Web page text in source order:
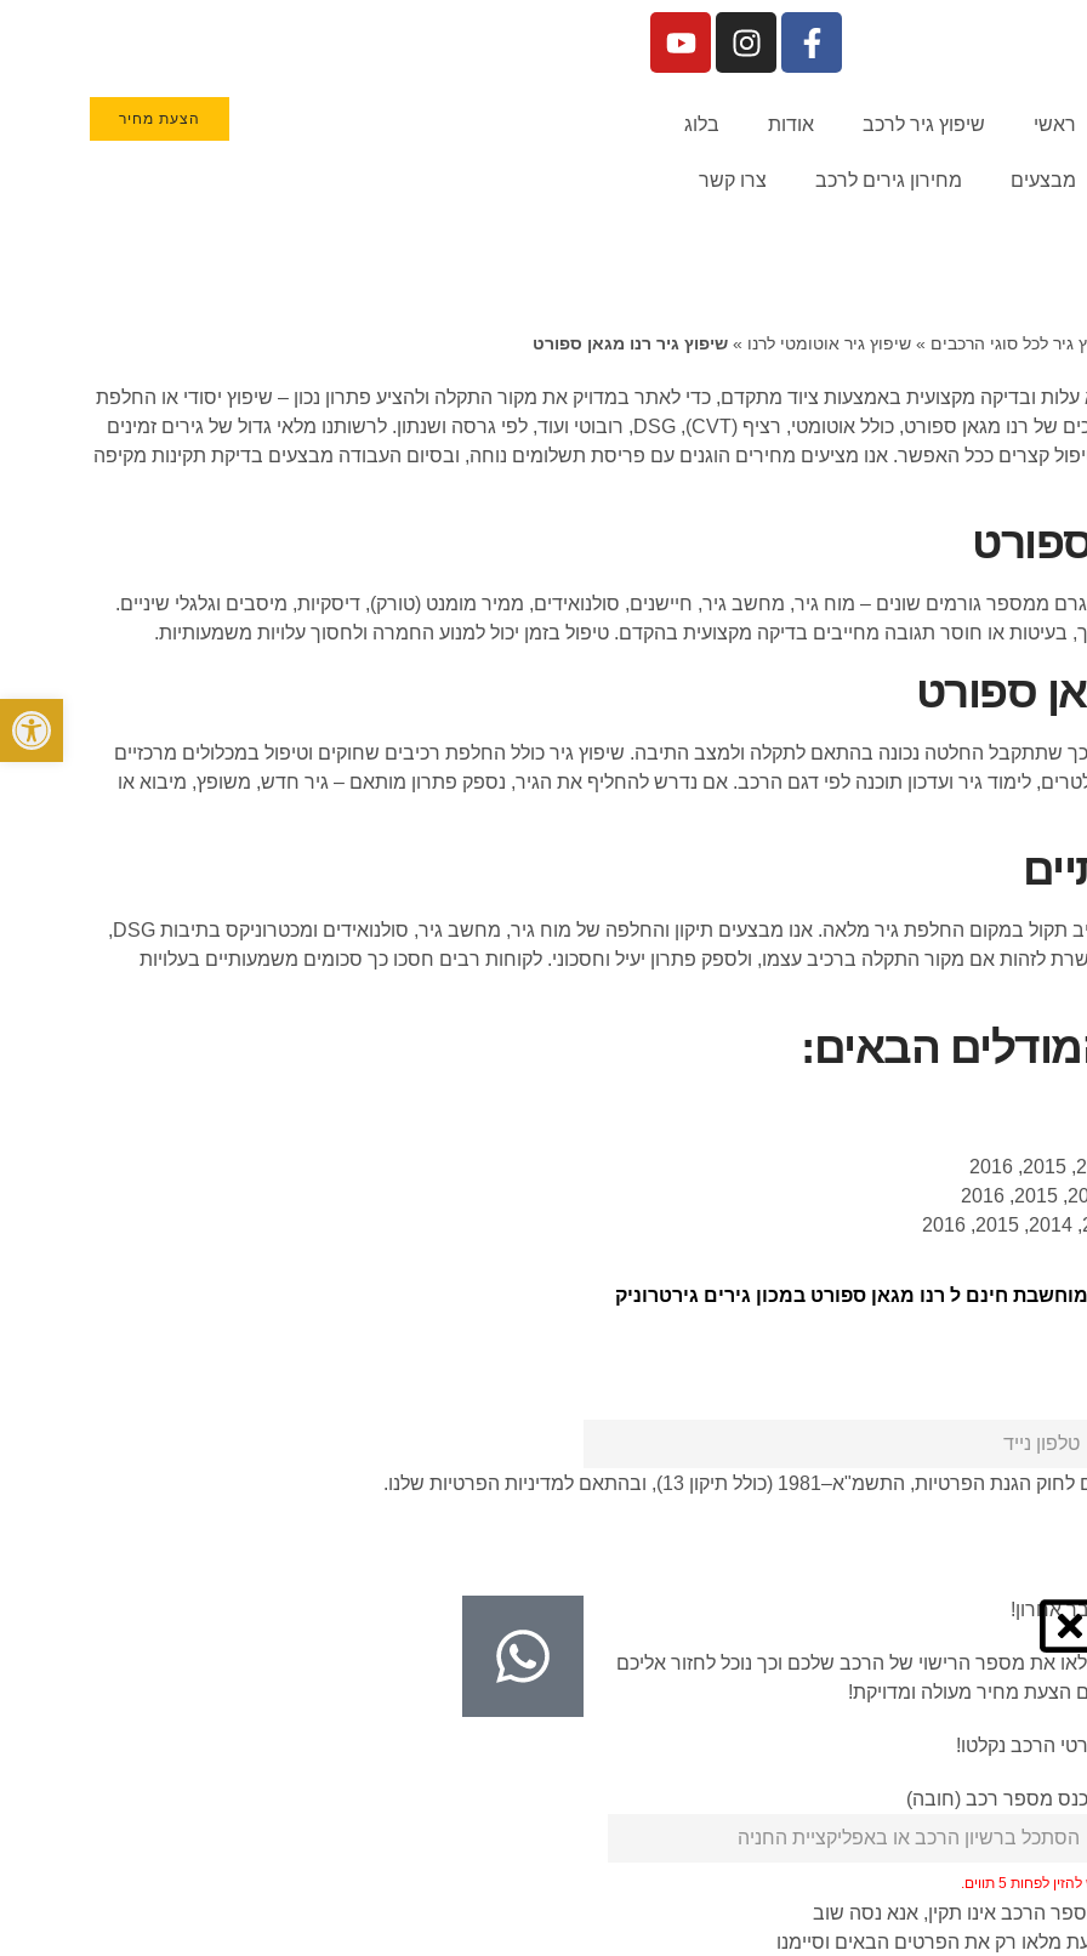
ראשי שיפוץ גיר לרכב אודות בלוג
מבצעים מחירון גירים לרכב צרו קשר
הצעת מחיר
גיר לכל סוגי הרכבים » שיפוץ גיר אוטומטי לרנו » שיפוץ גיר רנו מגאן ספורט
ובדיקה מקצועית באמצעות ציוד מתקדם, כדי לאתר במדויק את מקור התקלה ולהציע פתרון נכון – שיפוץ יסודי או החלפת
גיר בהתאם למצב בפועל. אנו מעניקים שירות לכל סוגי תיבות ההילוכים של רנו מגאן ספורט, כולל אוטומטי, רציף (CVT), DSG, רובוטי ועוד, לפי גרסה ושנתון. לרשותנו מלאי גדול של גירים זמינים
קצרים ככל האפשר. אנו מציעים מחירים הוגנים עם פריסת תשלומים נוחה, ובסיום העבודה מבצעים בדיקת תקינות מקיפה
ממספר גורמים שונים – מוח גיר, מחשב גיר, חיישנים, סולנואידים, ממיר מומנט (טורק), דיסקיות, מיסבים וגלגלי שיניים.
או חוסר תגובה מחייבים בדיקה מקצועית בהקדם. טיפול בזמן יכול למנוע החמרה ולחסוך עלויות משמעותיות.
ספורט
שתתקבל החלטה נכונה בהתאם לתקלה ולמצב התיבה. שיפוץ גיר כולל החלפת רכיבים שחוקים וטיפול במכלולים מרכזיים
לימוד גיר ועדכון תוכנה לפי דגם הרכב. אם נדרש להחליף את הגיר, נספק פתרון מותאם – גיר חדש, משופץ, מיבוא או
במקרים רבים ניתן לפתור את הבעיה באמצעות תיקון ממוקד של רכיב תקול במקום החלפת גיר מלאה. אנו מבצעים תיקון והחלפה של מוח גיר, מחשב גיר, סולנואידים ומכטרוניקס בתיבות DSG,
לזהות אם מקור התקלה ברכיב עצמו, ולספק פתרון יעיל וחסכוני. לקוחות רבים חסכו כך סכומים משמעותיים בעלויות
הבאים:
חינם ל רנו מגאן ספורט במכון גירים גירטרוניק
התשמ"א–1981 (כולל תיקון 13), ובהתאם ל מדיניות הפרטיות שלנו.
אחרון!
את מספר הרישוי של הרכב שלכם וכך נוכל לחזור אליכם
הצעת מחיר מעולה ומדויקת!
הרכב נקלטו!
מספר רכב (חובה)
לפחות 5 תווים.
הרכב אינו תקין, אנא נסה שוב
מלאו רק את הפרטים הבאים וסיימנו
פתח